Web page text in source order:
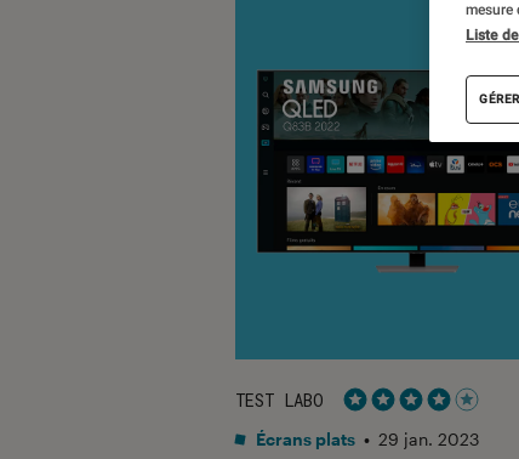
TEST LABO
Noté 4 étoiles sur 5
Écrans plats • 29 jan. 2023
mesure
Liste